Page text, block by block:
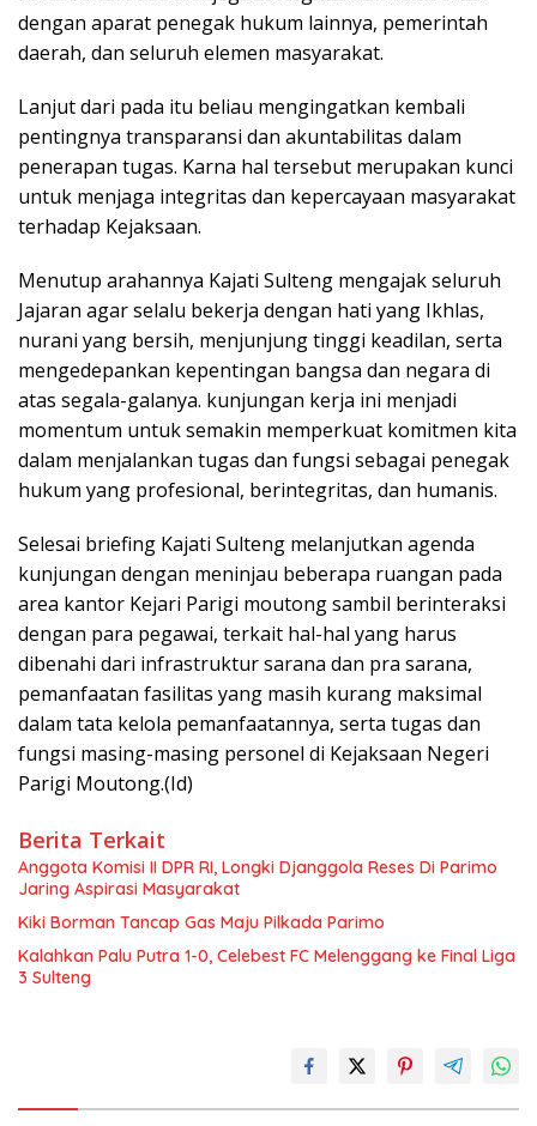
dengan aparat penegak hukum lainnya, pemerintah
daerah, dan seluruh elemen masyarakat.
Lanjut dari pada itu beliau mengingatkan kembali
pentingnya transparansi dan akuntabilitas dalam
penerapan tugas. Karna hal tersebut merupakan kunci
untuk menjaga integritas dan kepercayaan masyarakat
terhadap Kejaksaan.
Menutup arahannya Kajati Sulteng mengajak seluruh
Jajaran agar selalu bekerja dengan hati yang Ikhlas,
nurani yang bersih, menjunjung tinggi keadilan, serta
mengedepankan kepentingan bangsa dan negara di
atas segala-galanya. kunjungan kerja ini menjadi
momentum untuk semakin memperkuat komitmen kita
dalam menjalankan tugas dan fungsi sebagai penegak
hukum yang profesional, berintegritas, dan humanis.
Selesai briefing Kajati Sulteng melanjutkan agenda
kunjungan dengan meninjau beberapa ruangan pada
area kantor Kejari Parigi moutong sambil berinteraksi
dengan para pegawai, terkait hal-hal yang harus
dibenahi dari infrastruktur sarana dan pra sarana,
pemanfaatan fasilitas yang masih kurang maksimal
dalam tata kelola pemanfaatannya, serta tugas dan
fungsi masing-masing personel di Kejaksaan Negeri
Parigi Moutong.(Id)
Berita Terkait
Anggota Komisi II DPR RI, Longki Djanggola Reses Di Parimo
Jaring Aspirasi Masyarakat
Kiki Borman Tancap Gas Maju Pilkada Parimo
Kalahkan Palu Putra 1-0, Celebest FC Melenggang ke Final Liga
3 Sulteng